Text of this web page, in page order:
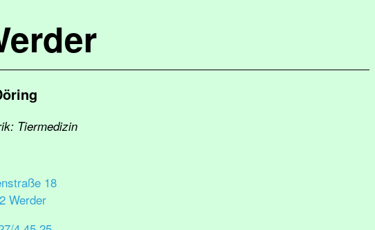
Tiermedizin
18
Werder